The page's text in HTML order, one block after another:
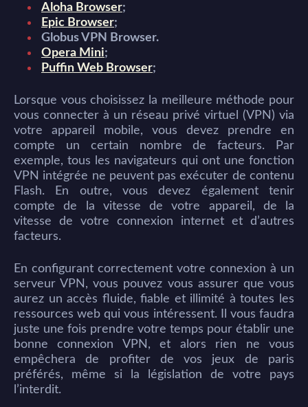
Aloha Browser;
Epic Browser;
Globus VPN Browser.
Opera Mini;
Puffin Web Browser;
Lorsque vous choisissez la meilleure méthode pour
vous connecter à un réseau privé virtuel (VPN) via
votre appareil mobile, vous devez prendre en
compte un certain nombre de facteurs. Par
exemple, tous les navigateurs qui ont une fonction
VPN intégrée ne peuvent pas exécuter de contenu
Flash. En outre, vous devez également tenir
compte de la vitesse de votre appareil, de la
vitesse de votre connexion internet et d’autres
facteurs.
En configurant correctement votre connexion à un
serveur VPN, vous pouvez vous assurer que vous
aurez un accès fluide, fiable et illimité à toutes les
ressources web qui vous intéressent. Il vous faudra
juste une fois prendre votre temps pour établir une
bonne connexion VPN, et alors rien ne vous
empêchera de profiter de vos jeux de paris
préférés, même si la législation de votre pays
l’interdit.